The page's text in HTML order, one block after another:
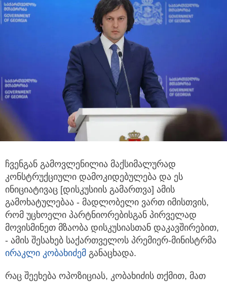
ჩვენგან გამოვლენილია მაქსიმალურად
კონსტრუქციული დამოკიდებულება და ეს
ინიციატივაც [დისკუსიის გამართვა] ამის
გამოხატულებაა - მადლობელი ვართ იმისთვის,
რომ უცხოელი პარტნიორებისგან პირველად
მოვისმინეთ მზაობა დისკუსიასთან დაკავშირებით,
- ამის შესახებ საქართველოს პრემიერ-მინისტრმა
ირაკლი კობახიძემ განაცხადა.
რაც შეეხება ოპოზიციას, კობახიძის თქმით, მათ